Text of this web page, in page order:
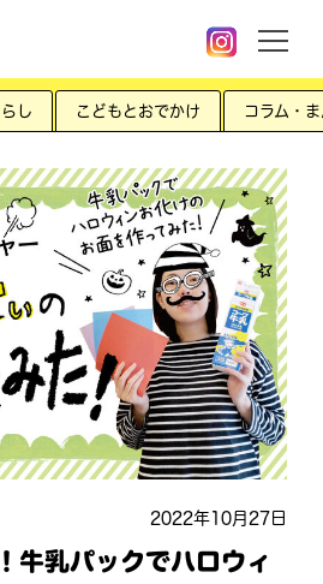
らし こどもとおでかけ コラム・
2022年10月27日
牛乳パックでハロウィ